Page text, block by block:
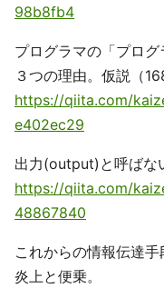
98b8fb4
プログラマの「プログ
３つの理由。仮説（
https://qiita.com/
e402ec29
出力(output)と呼ばな
https://qiita.com/
48867840
これからの情報伝達手
炎上と便乗。